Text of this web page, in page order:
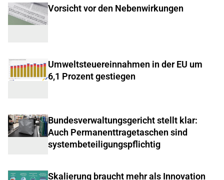
Vorsicht vor den Nebenwirkungen
Umweltsteuereinnahmen in der EU um
6,1 Prozent gestiegen
Bundesverwaltungsgericht stellt klar:
Auch Permanenttragetaschen sind
systembeteiligungspflichtig
Skalierung braucht mehr als Innovation